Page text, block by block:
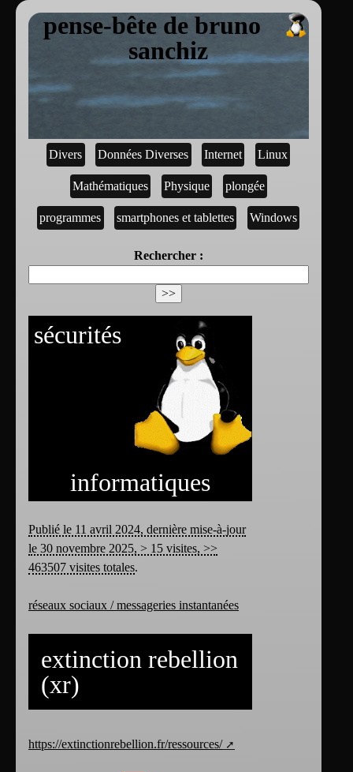
pense-bête de bruno
sanchiz
Divers Données Diverses Internet Linux
Mathématiques Physique plongée
programmes smartphones et tablettes Windows
Rechercher :
sécurités
informatiques
Publié le 11 avril 2024, dernière mise-à-jour
le 30 novembre 2025, > 15 visites, >>
463507 visites totales.
réseaux sociaux / messageries instantanées
extinction rebellion
(xr)
https://extinctionrebellion.fr/ressources/